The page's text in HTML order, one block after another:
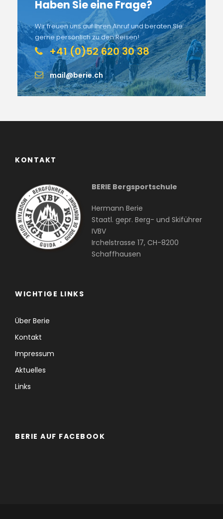
Haben Sie eine Frage?
Wir freuen uns auf Ihren Anruf und beraten Sie
gerne persönlich zu den Reisen!
+41 (0)52 620 30 38
mail@berie.ch
KONTAKT
BERIE Bergsportschule
Hermann Berie
Staatl. gepr. Berg- und Skiführer
IVBV
Irchelstrasse 17, CH-8200
Schaffhausen
WICHTIGE LINKS
Über Berie
Kontakt
Impressum
Aktuelles
Links
BERIE AUF FACEBOOK